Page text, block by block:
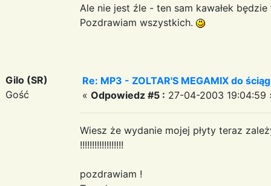
Ale nie jest źle - ten sam kawałek będzie
Pozdrawiam wszystkich.
Gilo (SR)
Gość
Re: MP3 - ZOLTAR'S MEGAMIX do
« Odpowiedz #5 : 27-04-2003 19:04:59
Wiesz że wydanie mojej płyty teraz
!!!!!!!!!!!!!!!!!!
pozdrawiam !